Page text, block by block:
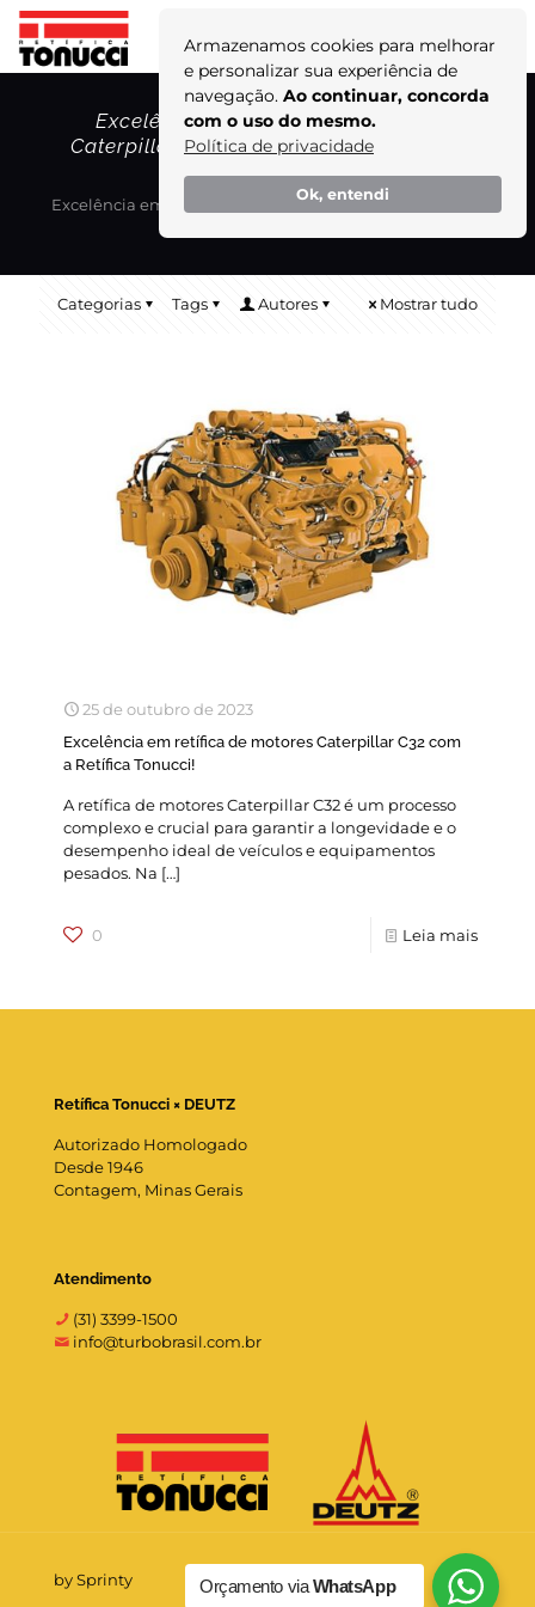
Armazenamos cookies para melhorar
e personalizar sua experiência de
navegação. Ao continuar, concorda
com o uso do mesmo.
Política de privacidade
Ok, entendi
Excelência em retífica de motores
Caterpillar C32 com a Retífica Tonucci!
Home
Blog
Excelência em retífica de motores Caterpillar C32 com a
Categorias Tags Autores Mostrar tudo
25 de outubro de 2023
Excelência em retífica de motores Caterpillar C32 com
a Retífica Tonucci!
A retífica de motores Caterpillar C32 é um processo
complexo e crucial para garantir a longevidade e o
desempenho ideal de veículos e equipamentos
pesados. Na […]
0 Leia mais
Retífica Tonucci × DEUTZ
Autorizado Homologado
Desde 1946
Contagem, Minas Gerais
Atendimento
(31) 3399-1500
info@turbobrasil.com.br
by Sprinty Orçamento viaWhatsApp